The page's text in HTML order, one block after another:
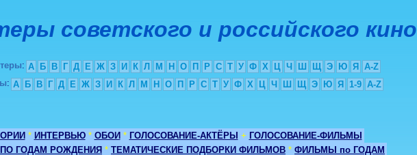
советского и российского кино
: А Б В Г Д Е Ж З И К Л М Н О П Р С Т У Ф Х Ц Ч Ш Щ Э Ю Я
A-Z
: А Б В Г Д Е Ж З И К Л М Н О П Р С Т У Ф Х Ц Ч Ш Щ Э Ю Я 1-9 A-Z
* ИНТЕРВЬЮ * ОБОИ * ГОЛОСОВАНИЕ-АКТЁРЫ + ГОЛОСОВАНИЕ-ФИЛЬМЫ
ГОДАМ РОЖДЕНИЯ * ТЕМАТИЧЕСКИЕ ПОДБОРКИ ФИЛЬМОВ * ФИЛЬМЫ по ГОДАМ